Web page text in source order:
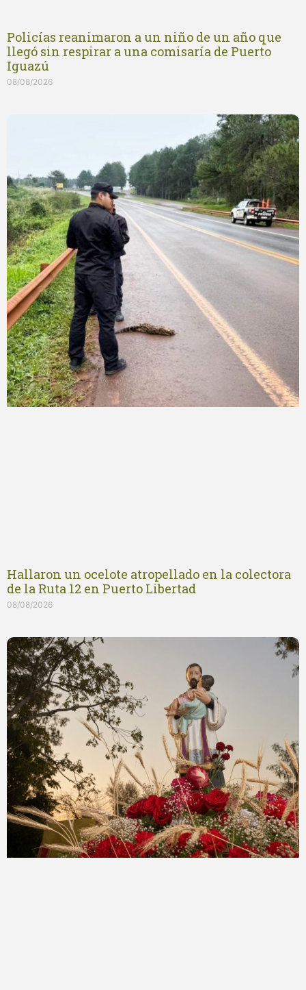
Policías reanimaron a un niño de un año que
llegó sin respirar a una comisaría de Puerto
Iguazú
08/08/2026
Hallaron un ocelote atropellado en la colectora
de la Ruta 12 en Puerto Libertad
08/08/2026